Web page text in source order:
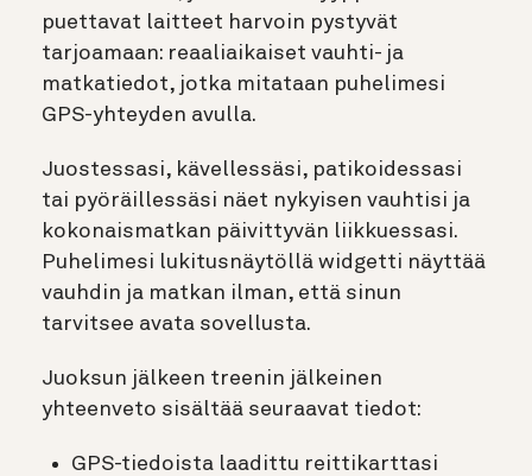
puettavat laitteet harvoin pystyvät
tarjoamaan: reaaliaikaiset vauhti- ja
matkatiedot, jotka mitataan puhelimesi
GPS-yhteyden avulla.
Juostessasi, kävellessäsi, patikoidessasi
tai pyöräillessäsi näet nykyisen vauhtisi ja
kokonaismatkan päivittyvän liikkuessasi.
Puhelimesi lukitusnäytöllä widgetti näyttää
vauhdin ja matkan ilman, että sinun
tarvitsee avata sovellusta.
Juoksun jälkeen treenin jälkeinen
yhteenveto sisältää seuraavat tiedot:
GPS-tiedoista laadittu reittikarttasi